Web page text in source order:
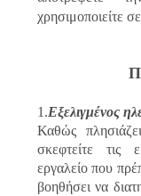
χρησιμοποιείτε
1.Εξελιγμένος
Καθώς
σκεφτείτε τις
εργαλείο που
βοηθήσει να